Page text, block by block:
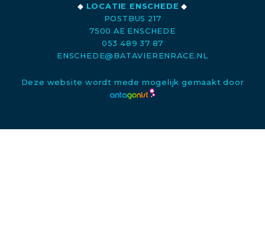
◆ LOCATIE ENSCHEDE ◆
POSTBUS 217
7500 AE ENSCHEDE
053 489 37 87
ENSCHEDE@BATAVIERENRACE.NL
Deze website wordt mede mogelijk gemaakt door